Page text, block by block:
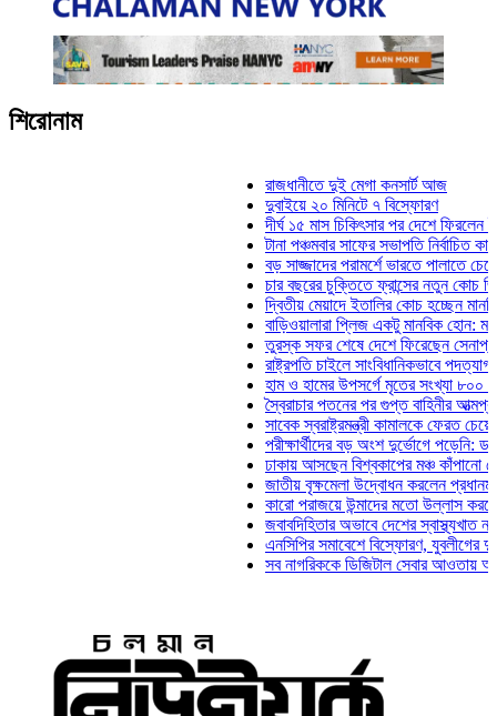
শিরোনাম
রাজধানীতে দুই মেগা কনসার্ট আজ
দুবাইয়ে ২০ মিনিটে ৭ বিস্ফোরণ
দীর্ঘ ১৫ মাস চিকিৎসার পর দেশে ফিরলেন ইলিয়াস
টানা পঞ্চমবার সাফের সভাপতি নির্বাচিত কাজী
বড় সাজ্জাদের পরামর্শে ভারতে পালাতে
চার বছরের চুক্তিতে ফ্রান্সের নতুন কোচ জিদান
দ্বিতীয় মেয়াদে ইতালির কোচ হচ্ছেন মানচিনি
বাড়িওয়ালারা প্লিজ একটু মানবিক হোন: মনিরা মিঠু
তুরস্ক সফর শেষে দেশে ফিরেছেন সেনাপ্রধান
রাষ্ট্রপতি চাইলে সাংবিধানিকভাবে পদত্যাগ করতে
হাম ও হামের উপসর্গে মৃতের সংখ্যা ৮০০ ছাড়াল
স্বৈরাচার পতনের পর গুপ্ত বাহিনীর আত্মপ্রকাশ:
সাবেক স্বরাষ্ট্রমন্ত্রী কামালকে ফেরত চেয়ে
পরীক্ষার্থীদের বড় অংশ দুর্ভোগে পড়েনি: ড.
ঢাকায় আসছেন বিশ্বকাপের মঞ্চ কাঁপানো সেই
জাতীয় বৃক্ষমেলা উদ্বোধন করলেন প্রধানমন্ত্রী
কারো পরাজয়ে উন্মাদের মতো উল্লাস করতে হয়
জবাবদিহিতার অভাবে দেশের স্বাস্থ্যখাত নানা
এনসিপির সমাবেশে বিস্ফোরণ, যুবলীগের দুই
সব নাগরিককে ডিজিটাল সেবার আওতায় আনতে